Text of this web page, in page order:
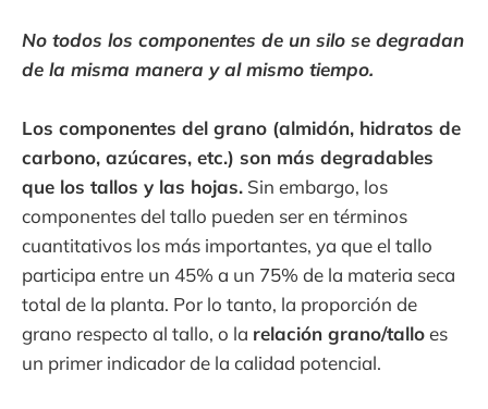
No todos los componentes de un silo se degradan
de la misma manera y al mismo tiempo.
Los componentes del grano (almidón, hidratos de
carbono, azúcares, etc.) son más degradables
que los tallos y las hojas. Sin embargo, los
componentes del tallo pueden ser en términos
cuantitativos los más importantes, ya que el tallo
participa entre un 45% a un 75% de la materia seca
total de la planta. Por lo tanto, la proporción de
grano respecto al tallo, o la relación grano/talloes
un primer indicador de la calidad potencial.